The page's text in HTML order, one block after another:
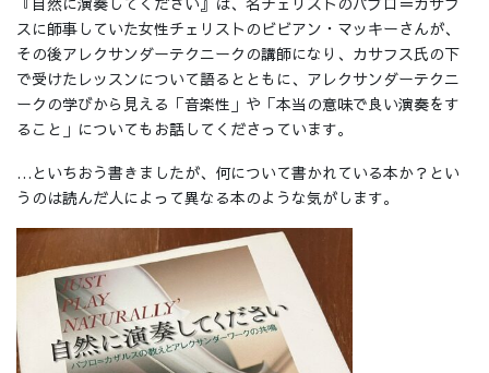
スに師事していた女性チェリストのビビアン・マッキーさんが、
その後アレクサンダーテクニークの講師になり、カサフス氏の下
で受けたレッスンについて語るとともに、アレクサンダーテクニ
ークの学びから見える「音楽性」や「本当の意味で良い演奏をす
ること」についてもお話してくださっています。
…といちおう書きましたが、何について書かれている本か？とい
うのは読んだ人によって異なる本のような気がします。